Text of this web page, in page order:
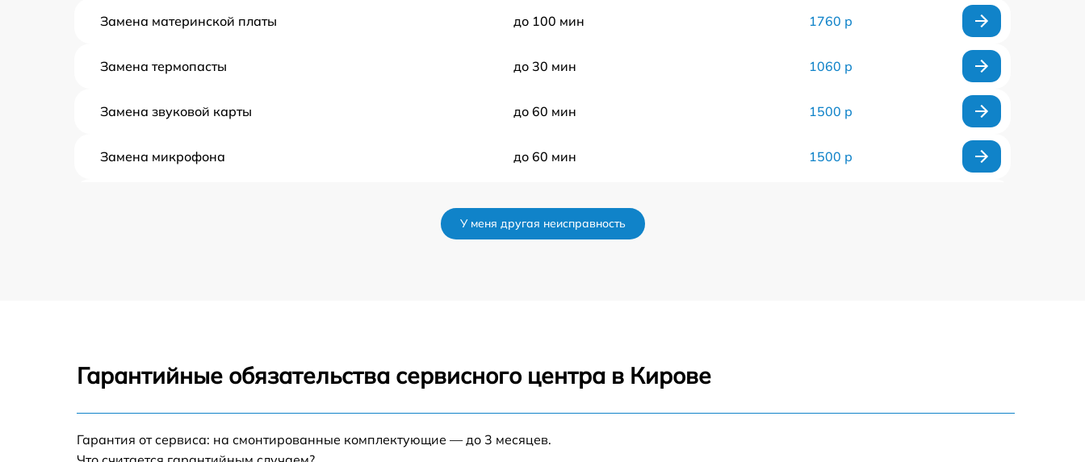
Замена материнской платы до 100 мин 1760 р
Замена термопасты до 30 мин 1060 р
Замена звуковой карты до 60 мин 1500 р
Замена микрофона до 60 мин 1500 р
Замена шлейфа матрицы до 60 мин
порта)
У меня другая неисправность
Гарантийные обязательства сервисного центра в Кирове
Гарантия от сервиса: на смонтированные комплектующие — до 3 месяцев.